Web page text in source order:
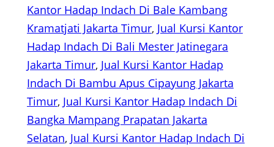
Kantor Hadap Indach Di Bale Kambang
Kramatjati Jakarta Timur, Jual Kursi Kantor
Hadap Indach Di Bali Mester Jatinegara
Jakarta Timur, Jual Kursi Kantor Hadap
Indach Di Bambu Apus Cipayung Jakarta
Timur, Jual Kursi Kantor Hadap Indach Di
Bangka Mampang Prapatan Jakarta
Selatan, Jual Kursi Kantor Hadap Indach Di